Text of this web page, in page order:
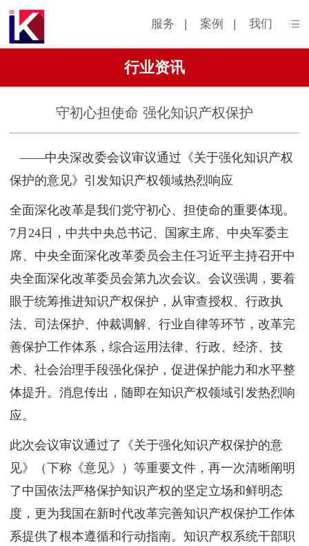
服务 | 案例 | 我们
行业资讯
守初心担使命 强化知识产权保护
——中央深改委会议审议通过《关于强化知识产权
保护的意见》引发知识产权领域热烈响应
全面深化改革是我们党守初心、担使命的重要体现。
7月24日，中共中央总书记、国家主席、中央军委主
席、中央全面深化改革委员会主任习近平主持召开中
央全面深化改革委员会第九次会议。会议强调，要着
眼于统筹推进知识产权保护，从审查授权、行政执
法、司法保护、仲裁调解、行业自律等环节，改革完
善保护工作体系，综合运用法律、行政、经济、技
术、社会治理手段强化保护，促进保护能力和水平整
体提升。消息传出，随即在知识产权领域引发热烈响
应。
此次会议审议通过了《关于强化知识产权保护的意
见》（下称《意见》）等重要文件，再一次清晰阐明
了中国依法严格保护知识产权的坚定立场和鲜明态
度，更为我国在新时代改革完善知识产权保护工作体
系提供了根本遵循和行动指南。知识产权系统干部职